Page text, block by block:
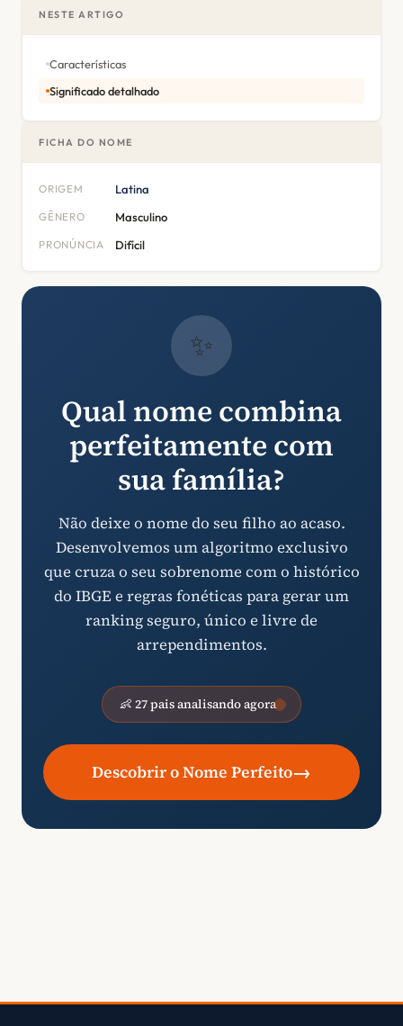
NESTE ARTIGO
Características
Significado detalhado
FICHA DO NOME
ORIGEM Latina
GÊNERO Masculino
PRONÚNCIA Difícil
✨
Qual nome combina
perfeitamente com
sua família?
Não deixe o nome do seu filho ao acaso.
Desenvolvemos um algoritmo exclusivo
que cruza o seu sobrenome com o histórico
do IBGE e regras fonéticas para gerar um
ranking seguro, único e livre de
arrependimentos.
👶 27 pais analisando agora
Descobrir o Nome Perfeito→